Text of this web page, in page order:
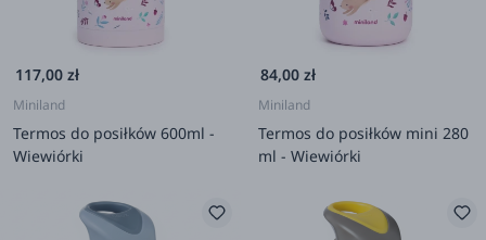
117,00 zł
Miniland
Termos do posiłków 600ml -
Wiewiórki
84,00 zł
Miniland
Termos do posiłków mini 280
ml - Wiewiórki